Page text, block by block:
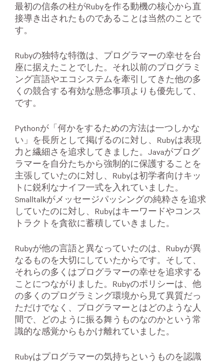
最初の信条の柱がRubyを作る動機の核心から直
接導き出されたものであることは当然のことで
す。
Rubyの独特な特徴は、プログラマーの幸せを台
座に据えたことでした。それ以前のプログラミ
ング言語やエコシステムを牽引してきた他の多
くの競合する有効な懸念事項よりも優先して、
です。
Pythonが「何かをするための方法は一つしかな
い」を長所として掲げるのに対し、Rubyは表現
力と繊細さを追求してきました。Javaがプログ
ラマーを自分たちから強制的に保護することを
主張していたのに対し、Rubyは初学者向けキッ
トに鋭利なナイフ一式を入れていました。
Smalltalkがメッセージパッシングの純粋さを追求
していたのに対し、Rubyはキーワードやコンス
トラクトを貪欲に蓄積していきました。
Rubyが他の言語と異なっていたのは、Rubyが異
なるものを大切にしていたからです。そして、
それらの多くはプログラマーの幸せを追求する
ことにつながりました。Rubyのポリシーは、他
の多くのプログラミング環境から見て異質だっ
ただけでなく、プログラマーとはどのような人
間で、どのように振る舞うものなのかという常
識的な感覚からもかけ離れていました。
Rubyはプログラマーの気持ちというものを認識